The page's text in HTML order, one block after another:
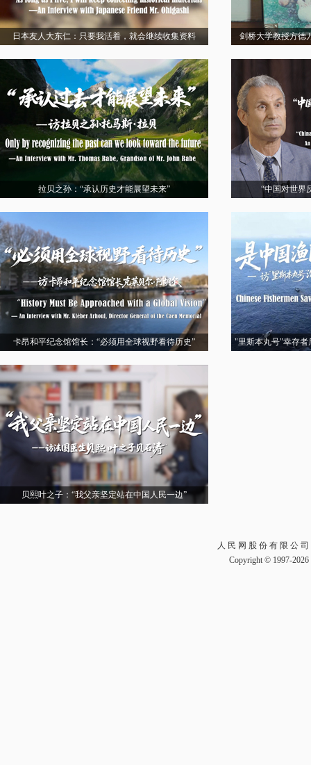
日本友人大东仁：只要我活着，就会继续收集资料 剑桥大学教授方德
拉贝之孙：“承认历史才能展望未来” “中国对世界
卡昂和平纪念馆馆长：“必须用全球视野看待历史” "里斯本丸号"幸存者
贝熙叶之子：“我父亲坚定站在中国人民一边”
人 民 网 股 份 有 限 公
Copyright © 1997-2026